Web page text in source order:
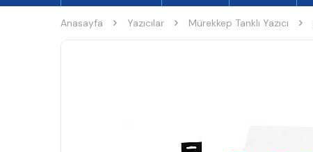
Anasayfa Yazıcılar Mürekkep Tanklı Yazıcı